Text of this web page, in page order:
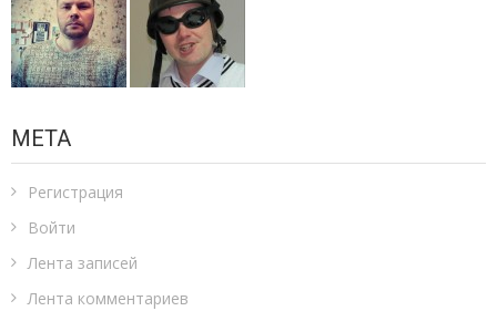
МЕТА
Регистрация
Войти
Лента записей
Лента комментариев